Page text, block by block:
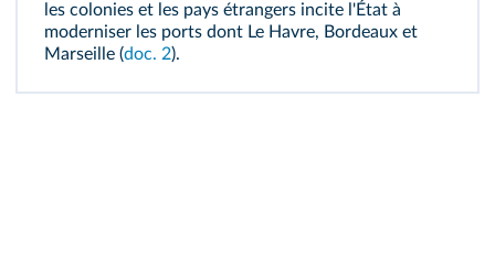
les colonies et les pays étrangers incite l'État à
moderniser les ports dont Le Havre, Bordeaux et
Marseille (doc. 2).